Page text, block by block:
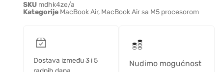
SKU mdhk4ze/a
Kategorije MacBook Air, MacBook Air sa M5 procesorom
Dostava između 3 i 5
Nudimo mogućnost